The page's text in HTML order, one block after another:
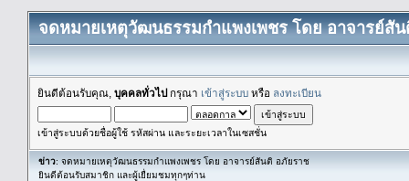
จดหมายเหตุวัฒนธรรมกำแพงเพชร โดย อาจารย์สั
ยินดีต้อนรับคุณ, บุคคลทั่วไปกรุณา เข้าสู่ระบบ หรือ ลงทะเบียน
เข้าสู่ระบบด้วยชื่อผู้ใช้ รหัสผ่าน และระยะเวลาในเซสชั่น
ข่าว: จดหมายเหตุวัฒนธรรมกำแพงเพชร โดย อาจารย์สันติ อภัยราช
ยินดีต้อนรับสมาชิก และผู้เยื่ยมชมทุกๆท่าน